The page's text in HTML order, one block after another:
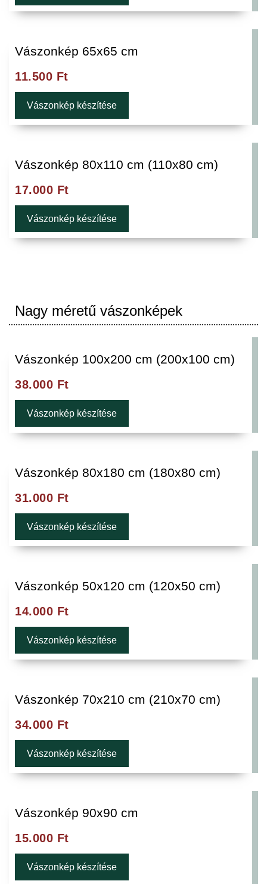
Vászonkép 65x65 cm
11.500 Ft
Vászonkép készítése
Vászonkép 80x110 cm (110x80 cm)
17.000 Ft
Vászonkép készítése
Nagy méretű vászonképek
Vászonkép 100x200 cm (200x100 cm)
38.000 Ft
Vászonkép készítése
Vászonkép 80x180 cm (180x80 cm)
31.000 Ft
Vászonkép készítése
Vászonkép 50x120 cm (120x50 cm)
14.000 Ft
Vászonkép készítése
Vászonkép 70x210 cm (210x70 cm)
34.000 Ft
Vászonkép készítése
Vászonkép 90x90 cm
15.000 Ft
Vászonkép készítése